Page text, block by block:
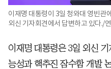
이재명 대통령이 3일 청와대 영빈관
외신 기자회견에서 답변하고 있다./
이재명 대통령은 3일 외신
능성과 핵추진 잠수함 개발